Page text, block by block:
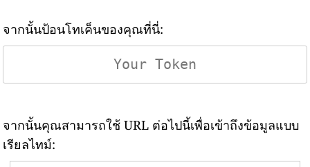
จากนั้นป้อนโทเค็นของคุณที่นี่:
จากนั้นคุณสามารถใช้ URL ต่อไปนี้เพื่อเข้าถึงข้อมูลแบบ
เรียลไทม์: